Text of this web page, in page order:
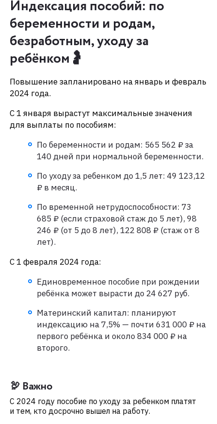
Индексация пособий: по
беременности и родам,
безработным, уходу за
ребёнком🤰
Повышение запланировано на январь и февраль
2024 года.
С 1 января вырастут максимальные значения
для выплаты по пособиям:
По беременности и родам: 565 562 ₽ за
140 дней при нормальной беременности.
По уходу за ребенком до 1,5 лет: 49 123,12
₽ в месяц.
По временной нетрудоспособности: 73
685 ₽ (если страховой стаж до 5 лет), 98
246 ₽ (от 5 до 8 лет), 122 808 ₽ (стаж от 8
лет).
С 1 февраля 2024 года:
Единовременное пособие при рождении
ребёнка может вырасти до 24 627 руб.
Материнский капитал: планируют
индексацию на 7,5% — почти 631 000 ₽ на
первого ребёнка и около 834 000 ₽ на
второго.
🦃 Важно
С 2024 году пособие по уходу за ребенком платят
и тем, кто досрочно вышел на работу.